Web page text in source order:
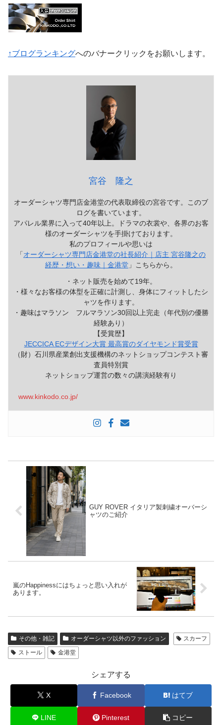
↑ブログランキングへのバナークリックをお願いします。
宮谷 隆之
オーダーシャツ専門店金港堂の代表取締役の宮谷です。このブ
ログを書いています。
アパレル業界に入って40年以上。ドラマの衣裳や、各界のお客
様のオーダーシャツを手掛けております。
私のプロフィールや思いは
「 オーダーシャツ専門店金港堂の社長紹介｜店主 宮谷隆之の
経歴・想い・趣味｜金港堂 」こちらから。
・ネット販売を始めて19年。
・様々なお客様の体型を正確に計測し、身体にフィットしたシ
ャツを作ります。
・趣味はマラソン フルマラソン30回以上完走（年代別の優勝
経験あり）
【受賞歴】
JECCICA ECデザイン大賞 最高賞のダイヤモンド賞受賞
（財）石川県産業創出支援機構のネットショップコンテスト審
査員特別賞
ネットショップ運営の数々の講演経験有り
www.kinkodo.co.jp/
GUY ROVER イタリア製刺繍オーバーシ
ャツのご紹介
嵐のHappinessにはちょっと思い入れが
あります。
その他・雑記 オーダーシャツ以外のファッション
スカーフ
ストール
金港堂
シェアする
X Facebook はてブ
LINE Pinterest コピー